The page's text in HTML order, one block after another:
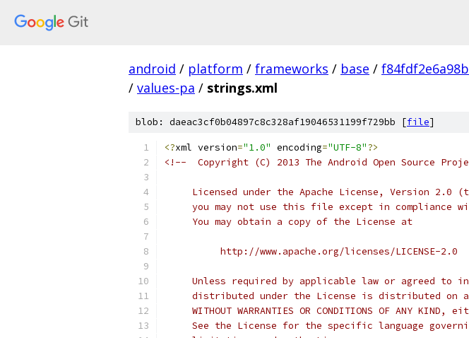
android / platform / frameworks / base /
/ values-pa / strings.xml
blob: daeac3cf0b04897c8c328af19046531199f729bb [file]
<?xml version="1.0" encoding="UTF-8"?>
<!--  Copyright (C) 2013 The Android Open Source
Licensed under the Apache License, Version 2.0
you may not use this file except in compliance
     You may obtain a copy of the License at
          http://www.apache.org/licenses/LICENSE-2.0
Unless required by applicable law or agreed to
distributed under the License is distributed on
WITHOUT WARRANTIES OR CONDITIONS OF ANY KIND,
See the License for the specific language